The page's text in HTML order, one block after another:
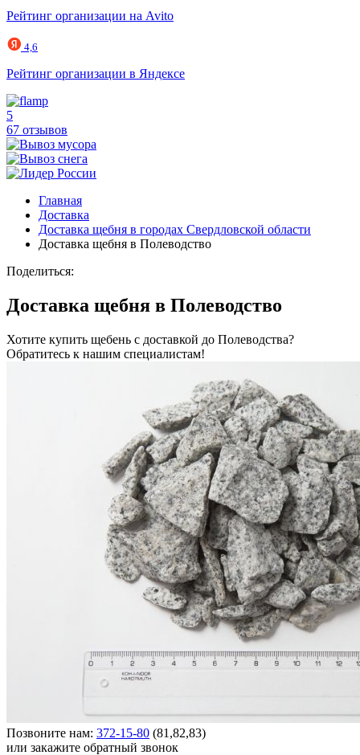
Рейтинг организации на Avito
4,6
Рейтинг организации в Яндексе
5
67 отзывов
Главная
Доставка
Доставка щебня в городах Свердловской области
Доставка щебня в Полеводство
Поделиться:
Доставка щебня в Полеводство
Хотите купить щебень с доставкой до Полеводства?
Обратитесь к нашим специалистам!
Позвоните нам: 372-15-80 (81,82,83)
или закажите обратный звонок